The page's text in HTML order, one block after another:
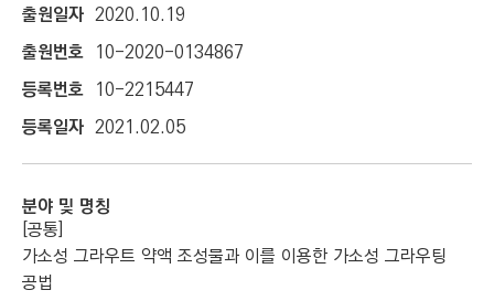
2020.10.19
10-2020-0134867
10-2215447
2021.02.05
[공통]
가소성 그라우트 약액 조성물과 이를 이용한 가소성 그라우팅
공법